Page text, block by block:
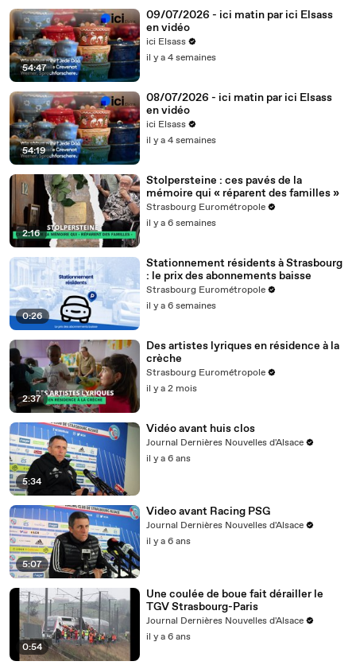
54:47
09/07/2026 - ici matin par ici Elsass
en vidéo
ici Elsass
il y a 4 semaines
54:19
08/07/2026 - ici matin par ici Elsass
en vidéo
ici Elsass
il y a 4 semaines
2:16
Stolpersteine : ces pavés de la
mémoire qui « réparent des familles »
Strasbourg Eurométropole
il y a 6 semaines
0:26
Stationnement résidents à Strasbourg
: le prix des abonnements baisse
Strasbourg Eurométropole
il y a 6 semaines
2:37
Des artistes lyriques en résidence à la
crèche
Strasbourg Eurométropole
il y a 2 mois
5:34
Vidéo avant huis clos
Journal Dernières Nouvelles d'Alsace
il y a 6 ans
5:07
Video avant Racing PSG
Journal Dernières Nouvelles d'Alsace
il y a 6 ans
0:54
Une coulée de boue fait dérailler le
TGV Strasbourg-Paris
Journal Dernières Nouvelles d'Alsace
il y a 6 ans